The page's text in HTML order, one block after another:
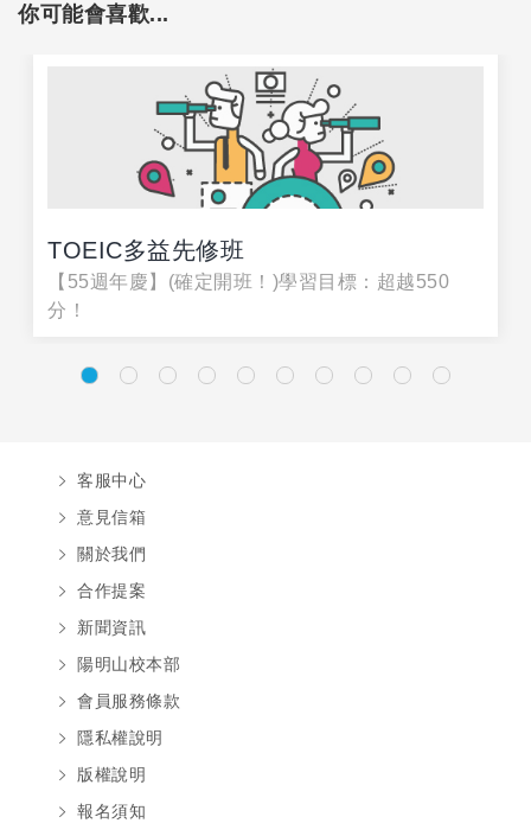
你可能會喜歡...
TOEIC多益先修班
【55週年慶】(確定開班！)學習目標：超越550
分！
客服中心
意見信箱
關於我們
合作提案
新聞資訊
陽明山校本部
會員服務條款
隱私權說明
版權說明
報名須知